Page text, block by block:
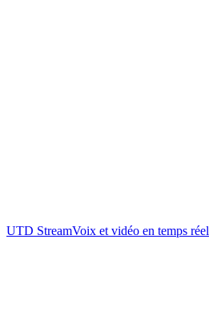
UTD StreamVoix et vidéo en temps réel